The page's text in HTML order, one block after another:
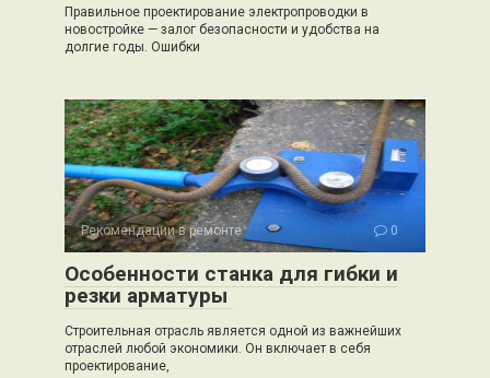
Правильное проектирование электропроводки в
новостройке — залог безопасности и удобства на
долгие годы. Ошибки
Рекомендации в ремонте 0
Особенности станка для гибки и
резки арматуры
Строительная отрасль является одной из важнейших
отраслей любой экономики. Он включает в себя
проектирование,